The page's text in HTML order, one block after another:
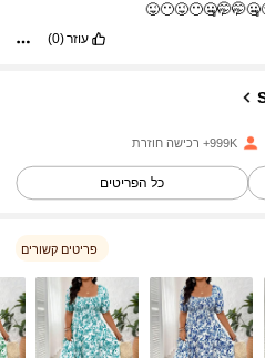
עוזר(0)
999K+ רכישה חוזרת
כל הפריטים
פריטים קשורים